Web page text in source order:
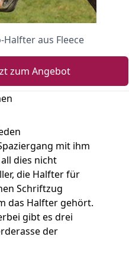
Halfter aus Fleece
zum Angebot
mit ihm
dies nicht
die Halfter für
Schriftzug
das Halfter gehört.
gibt es drei
der